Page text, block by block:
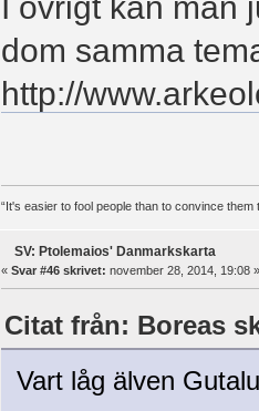
dom samma
http://
“It's easier to fool people than to convince them
SV: Ptolemaios' Danmarkskarta
« Svar #46 skrivet: november 28, 2014, 19:08 »
Citat från: Boreas
Vart låg älven